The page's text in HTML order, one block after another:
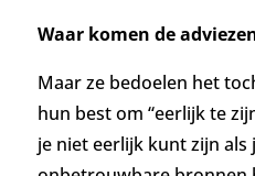
Waar komen de
Maar ze bedoelen het
hun best om “eerlijk te
je niet eerlijk kunt zijn